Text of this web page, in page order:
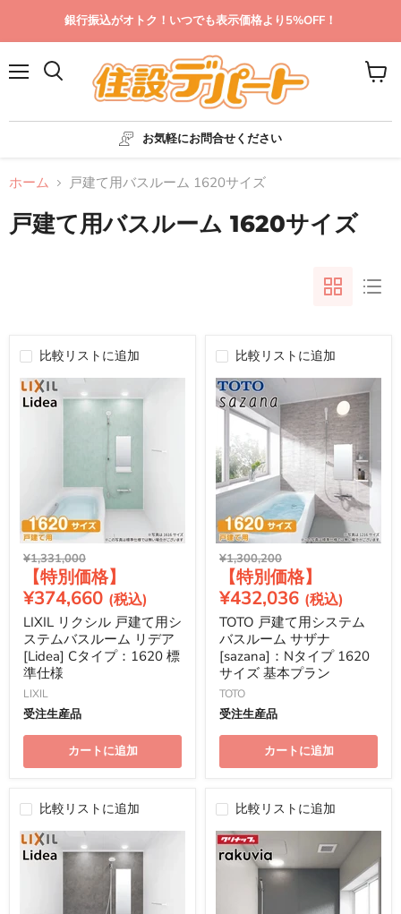
銀行振込がオトク！いつでも表示価格より5%OFF！
お気軽にお問合せください
カ
ト
ホーム 戸建て用バスルーム 1620サイズ
戸建て用バスルーム 1620サイズ
比較リストに追加
元
価
格
¥1,331,000
在
の
価
格
¥374,660
LIXIL リクシル 戸建て用シ
ステムバスルーム リデア
[Lidea] Cタイプ：1620 標
準仕様
LIXIL
受注生産品
カートに追加
比較リストに追加
元
価
格
¥1,300,200
在
の
価
格
¥432,036
TOTO 戸建て用システム
バスルーム サザナ
[sazana]：Nタイプ 1620
サイズ 基本プラン
TOTO
受注生産品
カートに追加
比較リストに追加 比較リストに追加